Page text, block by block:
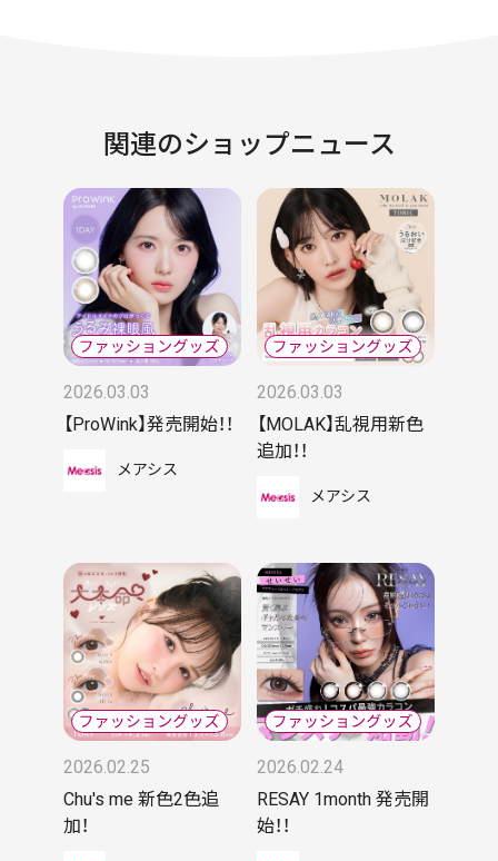
関連のショップニュース
2026.03.03
【ProWink】発売開始！！
メアシス
2026.03.03
【MOLAK】乱視用新色
追加！！
メアシス
2026.02.25
Chu's me 新色2色追
加！
2026.02.24
RESAY 1month 発売開
始！！